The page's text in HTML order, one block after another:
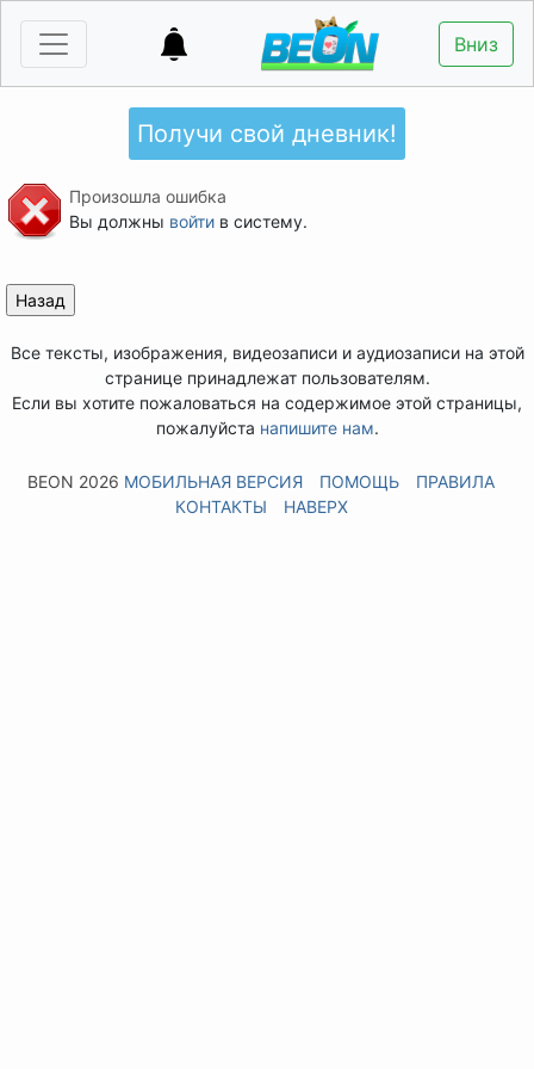
Вниз
Получи свой дневник!
Произошла ошибка
Вы должны войтив систему.
Все тексты, изображения, видеозаписи и аудиозаписи на этой
странице принадлежат пользователям.
Если вы хотите пожаловаться на содержимое этой страницы,
пожалуйста напишите нам.
BEON 2026 МОБИЛЬНАЯ ВЕРСИЯ ПОМОЩЬ
ПРАВИЛА
КОНТАКТЫ
НАВЕРХ